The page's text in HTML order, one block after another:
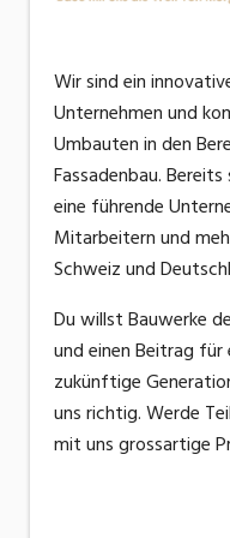
Wir sind ein
Unternehmen und
Umbauten in den
Fassadenbau.
eine führende
Mitarbeitern und
Schweiz und
Du willst Bauwerke
und einen Beitrag
zukünftige
uns richtig. Werde
mit uns grossartige